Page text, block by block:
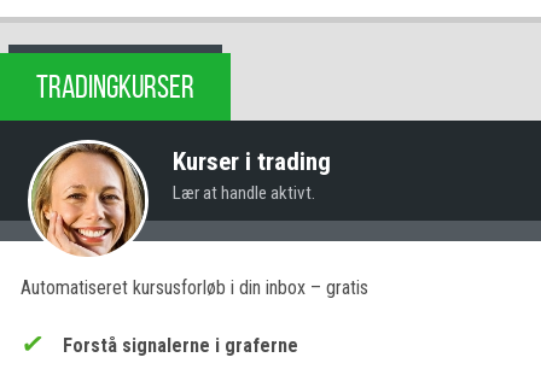
TRADINGKURSER
Kurser i trading
Lær at handle aktivt.
Automatiseret kursusforløb i din inbox – gratis
Forstå signalerne i graferne